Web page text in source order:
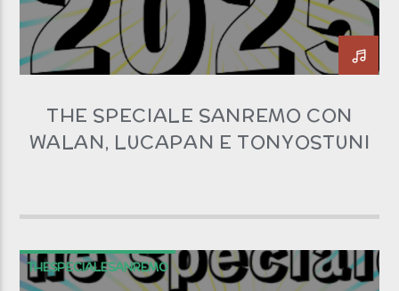
THE SPECIALE SANREMO CON
WALAN, LUCAPAN E TONYOSTUNI
THESPECIALESANREMO